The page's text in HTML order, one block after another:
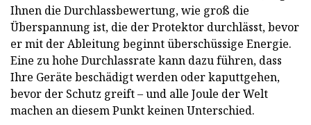
Ihnen die Durchlassbewertung, wie groß die
Überspannung ist, die der Protektor durchlässt, bevor
er mit der Ableitung beginnt überschüssige Energie.
Eine zu hohe Durchlassrate kann dazu führen, dass
Ihre Geräte beschädigt werden oder kaputtgehen,
bevor der Schutz greift – und alle Joule der Welt
machen an diesem Punkt keinen Unterschied.